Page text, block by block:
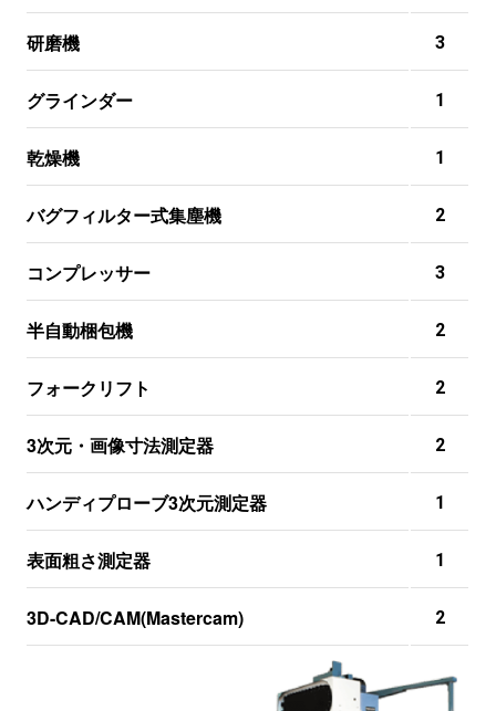
研磨機 3
グラインダー 1
乾燥機 1
バグフィルター式集塵機 2
コンプレッサー 3
半自動梱包機 2
フォークリフト 2
3次元・画像寸法測定器 2
ハンディプローブ3次元測定器 1
表面粗さ測定器 1
3D-CAD/CAM(Mastercam) 2